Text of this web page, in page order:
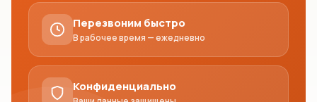
веществ, оборудования или
ответственности.
Какие документы нужны
Перезвоним быстро
В рабочее время — ежедневно
Конфиденциально